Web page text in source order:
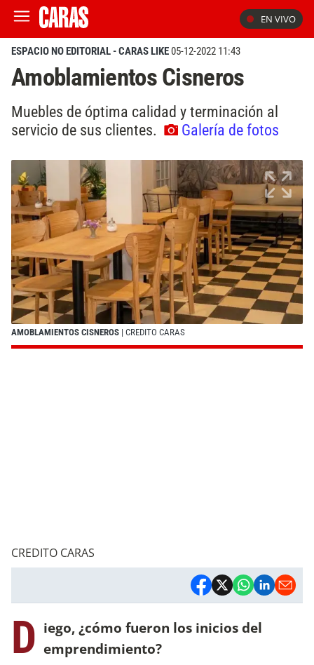
EN VIVO
ESPACIO NO EDITORIAL - CARAS LIKE05-12-2022 11:43
Amoblamientos Cisneros
Muebles de óptima calidad y terminación al
servicio de sus clientes.
Galería de fotos
AMOBLAMIENTOS CISNEROS | CREDITO CARAS
CREDITO CARAS
D iego,¿cómo fueron los inicios del
emprendimiento?